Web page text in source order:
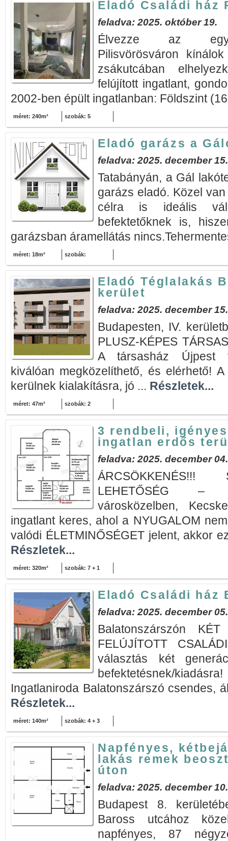
Eladó Családi ház
feladva: 2025. október 19.
Élvezze az
Pilisvörösváron
zsákutcában
felújított ingatlant,
2002-ben épült ingatlanban: Földszint
méret: 240m² szobák: 5
Eladó garázs a
feladva: 2025. december 15.
Tatabányán, a Gál
garázs eladó. Közel
célra is ideális
befektetőknek is,
garázsban áramellátás
méret: 18m² szobák:
Eladó Téglalakás
kerület
feladva: 2025. december 15.
Budapesten, IV.
PLUSZ-KÉPES
A társasház Újpest
kiválóan megközelíthető, és elérhető!
kerülnek kialakításra, jó ... Részletek...
méret: 47m² szobák: 2
3 rendbeli,
ingatlan erdős
feladva: 2025. december 04.
ÁRCSÖKKENÉS!!!
LEHETŐSÉG –
városközelben,
ingatlant keres, ahol a NYUGALOM
valódi ÉLETMINŐSÉGET jelent, akkor
Részletek...
méret: 320m² szobák: 7 + 1
Eladó Családi ház
feladva: 2025. december 05.
Balatonszárszón
FELÚJÍTOTT
választás két
befektetésnek/
Ingatlaniroda Balatonszárszó csendes,
Részletek...
méret: 140m² szobák: 4 + 3
Napfényes,
lakás remek
úton
feladva: 2025. december 10.
Budapest 8.
Baross utcához
napfényes, 87